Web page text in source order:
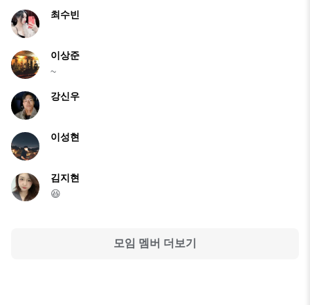
최수빈
이상준
~
강신우
이성현
김지현
😆
모임 멤버 더보기